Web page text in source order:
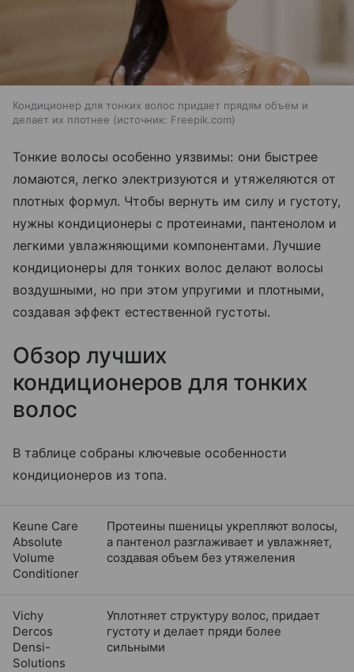
Кондиционер для тонких волос придает прядям объем и
делает их плотнее
источник: Freepik.com
Тонкие волосы особенно уязвимы: они быстрее
ломаются, легко электризуются и утяжеляются от
плотных формул. Чтобы вернуть им силу и густоту,
нужны кондиционеры с протеинами, пантенолом и
легкими увлажняющими компонентами. Лучшие
кондиционеры для тонких волос делают волосы
воздушными, но при этом упругими и плотными,
создавая эффект естественной густоты.
Обзор лучших
кондиционеров для тонких
волос
В таблице собраны ключевые особенности
кондиционеров из топа.
Keune Care
Absolute
Volume
Conditioner
Протеины пшеницы укрепляют волосы,
а пантенол разглаживает и увлажняет,
создавая объем без утяжеления
Vichy
Dercos
Densi-
Solutions
Уплотняет структуру волос, придает
густоту и делает пряди более
сильными